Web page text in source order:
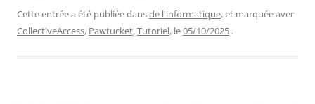
Cette entrée a été publiée dansde l'informatique, et marquée avec
CollectiveAccess, Pawtucket,Tutoriel, le05/10/2025 .